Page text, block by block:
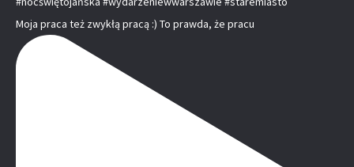
Moja praca też zwykłą pracą :) To prawda, że pracu